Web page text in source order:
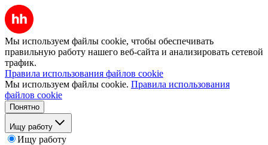
Мы используем файлы cookie, чтобы обеспечивать
правильную работу нашего веб-сайта и анализировать сетевой
трафик.
Правила использования файлов cookie
Мы используем файлы cookie. Правила использования
файлов cookie
Понятно
Ищу работу
Ищу работу